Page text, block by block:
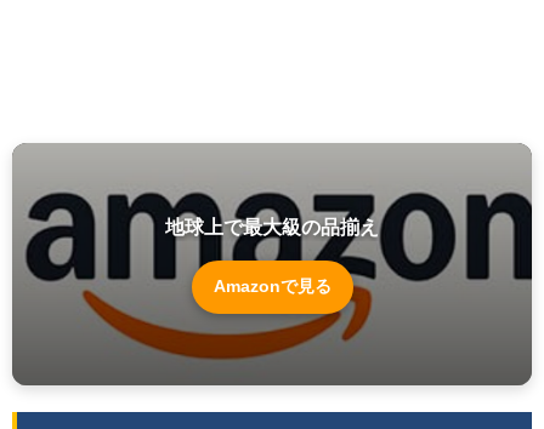
地球上で最大級の品揃え
Amazonで見る